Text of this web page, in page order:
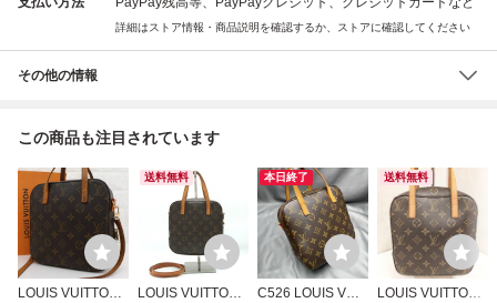
詳細はストア情報・商品説明を確認するか、ストアに確認してください
その他の情報
この商品も注目されています
LOUIS VUITTON
送料無料
LOUIS VUITTON
本日終了
C526 LOUIS VUIT
送料無料
LOUIS VUITTON